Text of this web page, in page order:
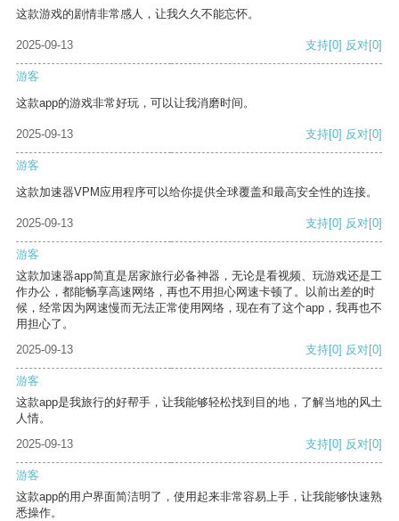
这款游戏的剧情非常感人，让我久久不能忘怀。
2025-09-13 支持[0] 反对[0]
游客
这款app的游戏非常好玩，可以让我消磨时间。
2025-09-13 支持[0] 反对[0]
游客
这款加速器VPM应用程序可以给你提供全球覆盖和最高安全性的连接。
2025-09-13 支持[0] 反对[0]
游客
这款加速器app简直是居家旅行必备神器，无论是看视频、玩游戏还是工
作办公，都能畅享高速网络，再也不用担心网速卡顿了。以前出差的时
候，经常因为网速慢而无法正常使用网络，现在有了这个app，我再也不
用担心了。
2025-09-13
支持[0] 反对[0]
游客
这款app是我旅行的好帮手，让我能够轻松找到目的地，了解当地的风土
人情。
2025-09-13
支持[0] 反对[0]
游客
这款app的用户界面简洁明了，使用起来非常容易上手，让我能够快速熟
悉操作。